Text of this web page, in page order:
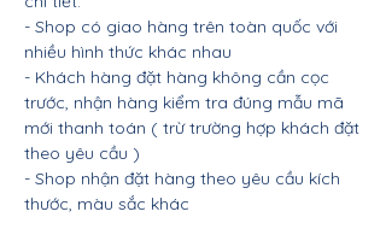
- Shop có giao hàng trên toàn quốc với
nhiều hình thức khác nhau
- Khách hàng đặt hàng không cần cọc
trước, nhận hàng kiểm tra đúng mẫu mã
mới thanh toán ( trừ trường hợp khách đặt
theo yêu cầu )
- Shop nhận đặt hàng theo yêu cầu kích
thước, màu sắc khác